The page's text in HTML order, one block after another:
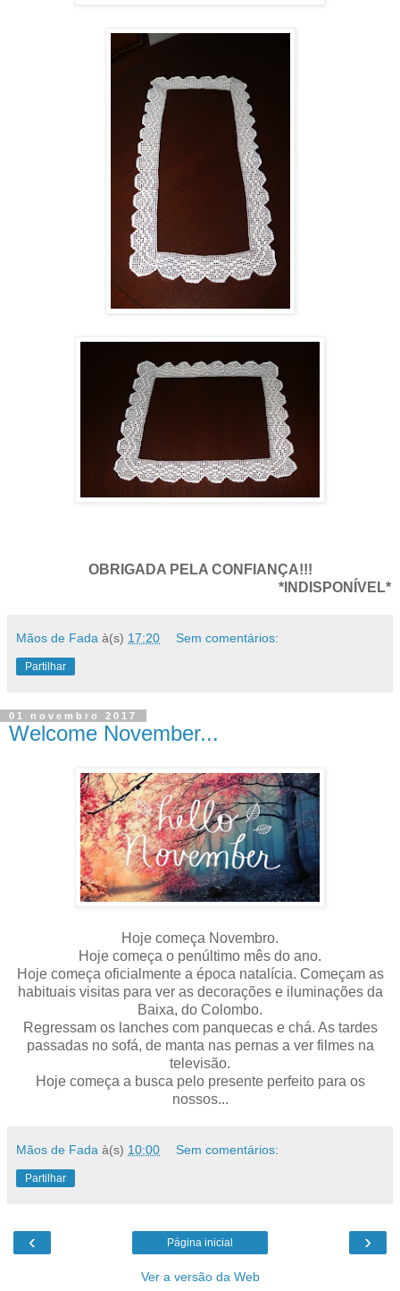
OBRIGADA PELA CONFIANÇA!!!
*INDISPONÍVEL*
Mãos de Fada à(s) 17:20 Sem comentários:
Partilhar
01 novembro 2017
Welcome November...
Hoje começa Novembro.
Hoje começa o penúltimo mês do ano.
Hoje começa oficialmente a época natalícia. Começam as
habituais visitas para ver as decorações e iluminações da
Baixa, do Colombo.
Regressam os lanches com panquecas e chá. As tardes
passadas no sofá, de manta nas pernas a ver filmes na
televisão.
Hoje começa a busca pelo presente perfeito para os
nossos...
Mãos de Fada à(s) 10:00 Sem comentários:
Partilhar
‹ ›
Página inicial
Ver a versão da Web